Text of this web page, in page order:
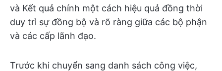
và Kết quả chính một cách hiệu quả đồng thời
duy trì sự đồng bộ và rõ ràng giữa các bộ phận
và các cấp lãnh đạo.
Trước khi chuyển sang danh sách công việc,